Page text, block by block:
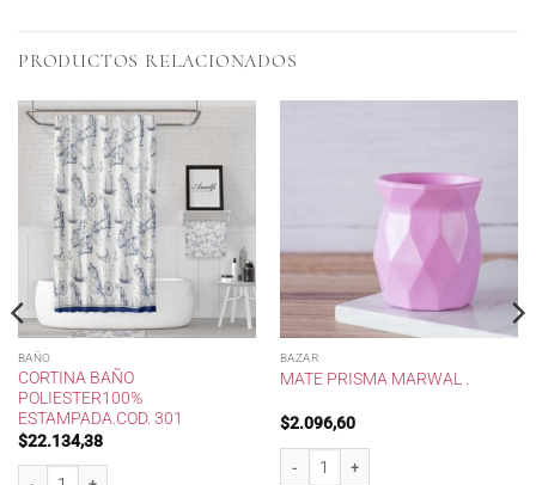
PRODUCTOS RELACIONADOS
BAÑO
CORTINA BAÑO
POLIESTER100%
ESTAMPADA.COD. 301
$22.134,38
Cortina Baño Poliester100% Estampada.cod. 301 cantidad
BAZAR
MATE PRISMA MARWAL .
$2.096,60
Mate Prisma Marwal . cantidad
Kolor * cantidad